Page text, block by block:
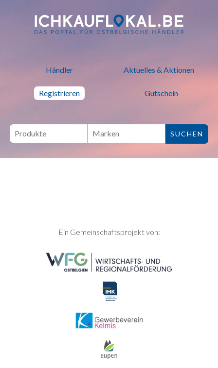
ich kauf lokal - Bei lokalen
Händler Aktuelles & Aktionen
Registrieren Gutschein
SEITENFUSSEin Gemeinschaftsprojekt von: